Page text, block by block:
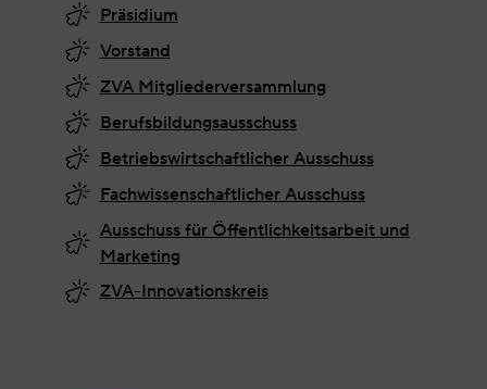
Präsidium
Vorstand
ZVA Mitgliederversammlung
Berufsbildungsausschuss
Betriebswirtschaftlicher Ausschuss
Fachwissenschaftlicher Ausschuss
Ausschuss für Öffentlichkeitsarbeit und
Marketing
ZVA-Innovationskreis